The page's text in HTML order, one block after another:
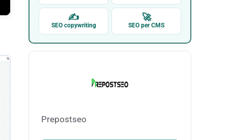
✍
SEO copywriting
🚀
SEO per CMS
Prepostseo